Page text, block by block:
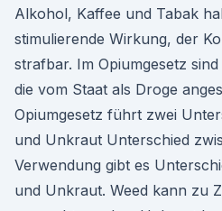
Alkohol, Kaffee und Tabak
stimulierende Wirkung, der
strafbar. Im Opiumgesetz
die vom Staat als Droge
Opiumgesetz führt zwei
und Unkraut Unterschied
Verwendung gibt es
und Unkraut. Weed kann zu